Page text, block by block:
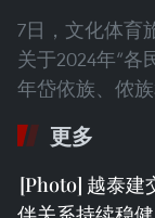
7日，文化体育
关于2024年“各
年岱依族、侬
更多
越泰建